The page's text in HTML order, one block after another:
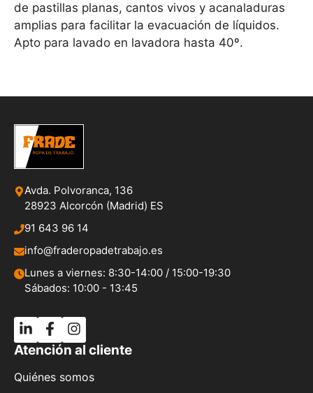
de pastillas planas, cantos vivos y acanaladuras
amplias para facilitar la evacuación de líquidos.
Apto para lavado en lavadora hasta 40º.
Avda. Polvoranca, 136
28923 Alcorcón (Madrid) ES
91 643 96 14
info@fraderopadetrabajo.es
Lunes a viernes: 8:30-14:00 / 15:00-19:30
Sábados: 10:00 - 13:45
Atención al cliente
Quiénes somos